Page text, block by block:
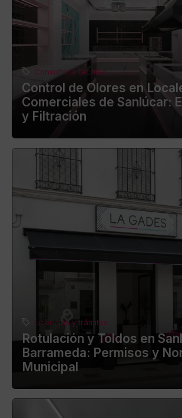
Consultoría técnica
Control de Olores en
Comerciales de Sanlúcar:
y Filtración
Licencias y trámites
Rotulación y Toldos en
Barrameda: Permisos y
Municipal